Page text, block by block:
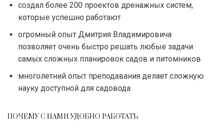
создал более 200 проектов дренажных систем,
которые успешно работают
огромный опыт Дмитрия Владимировича
позволяет очень быстро решать любые задачи
самых сложных планировок садов и питомников
многолетний опыт преподавания делает сложную
науку доступной для садовода
ПОЧЕМУ С НАМИ УДОБНО РАБОТАТЬ